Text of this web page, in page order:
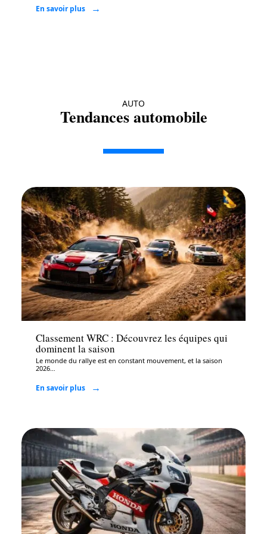
En savoir plus
AUTO
Tendances automobile
Auto
Classement WRC : Découvrez les équipes qui
dominent la saison
Le monde du rallye est en constant mouvement, et la saison
2026…
En savoir plus